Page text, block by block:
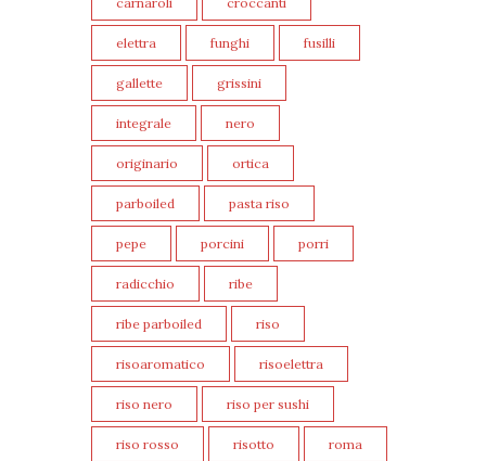
elettra funghi fusilli
gallette grissini
integrale nero
originario ortica
parboiled pasta riso
pepe porcini porri
radicchio ribe
ribe parboiled riso
risoaromatico risoelettra
riso nero riso per sushi
riso rosso risotto roma